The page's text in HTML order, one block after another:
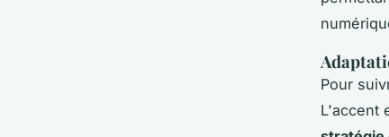
Pour
L'accent